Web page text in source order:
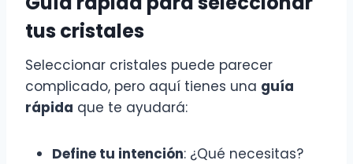
tus cristales
Seleccionar cristales puede parecer
complicado, pero aquí tienes una guía
rápida que te ayudará:
Define tu intención: ¿Qué necesitas?